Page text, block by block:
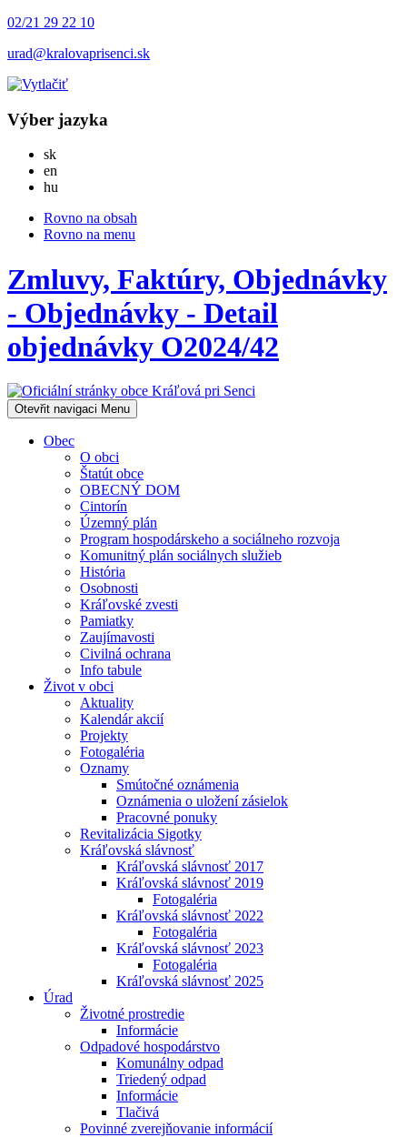
02/21 29 22 10
urad@kralovaprisenci.sk
Výber jazyka
skSlovensky
en
hu
Rovno na obsah
Rovno na menu
Zmluvy, Faktúry, Objednávky
- Objednávky - Detail
objednávky O2024/42
Otevřit navigaci Menu
Obec
O obci
Štatút obce
OBECNÝ DOM
Cintorín
Územný plán
Program hospodárskeho a sociálneho rozvoja
Komunitný plán sociálnych služieb
História
Osobnosti
Kráľovské zvesti
Pamiatky
Zaujímavosti
Civilná ochrana
Info tabule
Život v obci
Aktuality
Kalendár akcií
Projekty
Fotogaléria
Oznamy
Smútočné oznámenia
Oznámenia o uložení zásielok
Pracovné ponuky
Revitalizácia Sigotky
Kráľovská slávnosť
Kráľovská slávnosť 2017
Kráľovská slávnosť 2019
Fotogaléria
Kráľovská slávnosť 2022
Fotogaléria
Kráľovská slávnosť 2023
Fotogaléria
Kráľovská slávnosť 2025
Úrad
Životné prostredie
Informácie
Odpadové hospodárstvo
Komunálny odpad
Triedený odpad
Informácie
Tlačivá
Povinné zverejňovanie informácií